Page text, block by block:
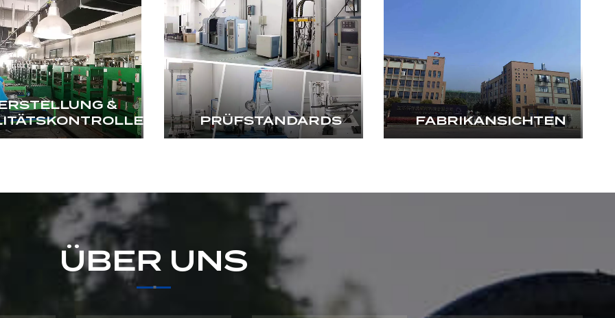
&
PRÜFSTANDARDS FABRIKANSICHTEN
ÜBER UNS